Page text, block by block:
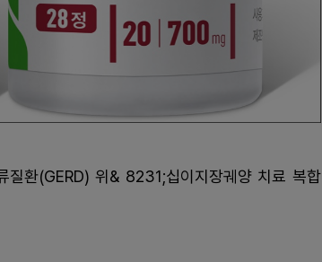
질환(GERD) 위& 8231;십이지장궤양 치료 복합